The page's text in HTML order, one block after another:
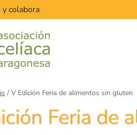
y colabora
/ V Edición Feria de alimentos sin gluten
Feria de